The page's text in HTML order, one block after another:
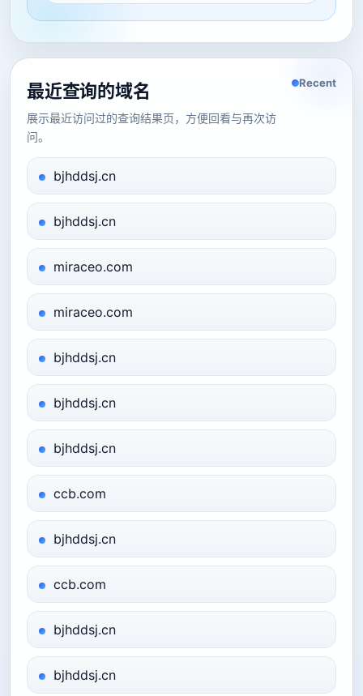
最近查询的域名
展示最近访问过的查询结果页，方便回看与再次访
问。
Recent
bjhddsj.cn
bjhddsj.cn
miraceo.com
miraceo.com
bjhddsj.cn
bjhddsj.cn
bjhddsj.cn
ccb.com
bjhddsj.cn
ccb.com
bjhddsj.cn
bjhddsj.cn